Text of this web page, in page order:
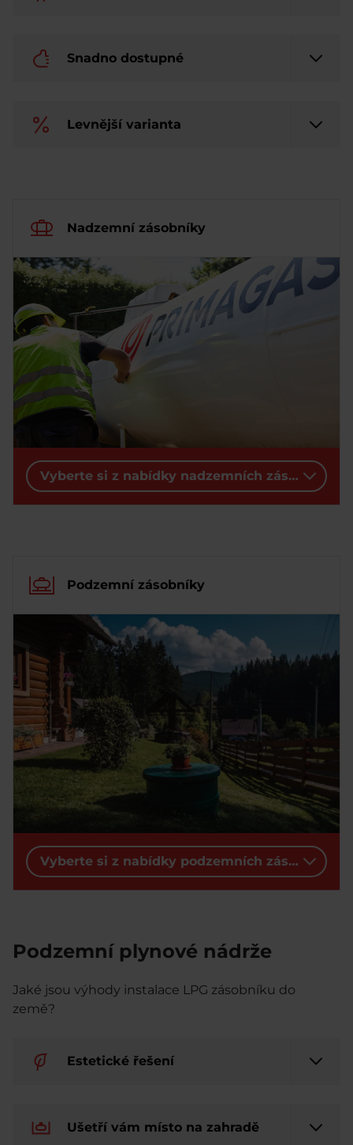
Snadno dostupné
Levnější varianta
Nadzemní zásobníky
Vyberte si z nabídky nadzemních zásobníků:
Podzemní zásobníky
Vyberte si z nabídky podzemních zásobníků:
Podzemní plynové nádrže
Jaké jsou výhody instalace LPG zásobníku do
země?
Estetické řešení
Ušetří vám místo na zahradě